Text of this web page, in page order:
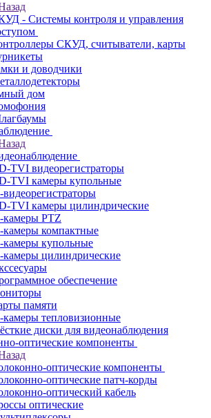
- Системы контроля и управления
СКУД, считыватели, карты
и доводчики
дом
TVI видеорегистраторы
TVI камеры купольные
видеорегистраторы
TVI камеры цилиндрические
камеры PTZ
камеры компактные
камеры купольные
камеры цилиндрические
обеспечение
памяти
камеры тепловизионные
диски для видеонаблюдения
оптические компоненты
оптические компоненты
оптические патч-корды
оптический кабель
оптические